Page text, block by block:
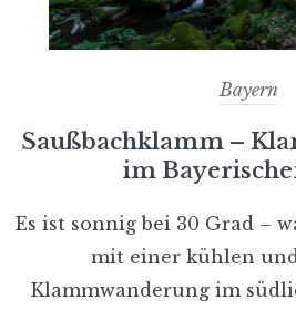
Bayern
Saußbachklamm –
im
Es ist sonnig bei 30 Grad –
mit einer kühlen
Klammwanderung im